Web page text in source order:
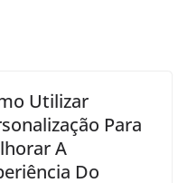
Utilizar
Para
A
Do